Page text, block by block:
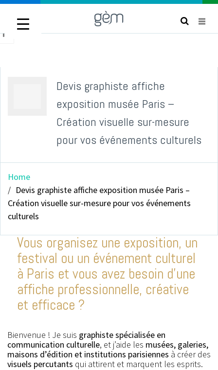
Devis graphiste affiche
exposition musée Paris –
Création visuelle sur-mesure
pour vos événements culturels
Home
Devis graphiste affiche exposition musée Paris –
Création visuelle sur-mesure pour vos événements
culturels
Vous organisez une exposition, un
festival ou un événement culturel
à Paris et vous avez besoin d’une
affiche professionnelle, créative
et efficace ?
Bienvenue ! Je suis graphiste spécialisée en
communication culturelle, et j’aide les musées, galeries,
maisons d’édition et institutions parisiennes à créer des
visuels percutants qui attirent et marquent les esprits.
Pourquoi travailler avec moi ?
FAQ - Je réponds à vos questions